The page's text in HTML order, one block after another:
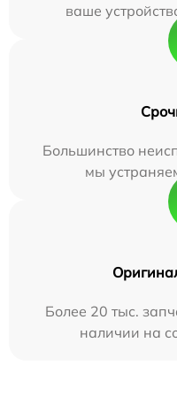
ваше
Большинство
мы
Более 20 тыс.
наличии на